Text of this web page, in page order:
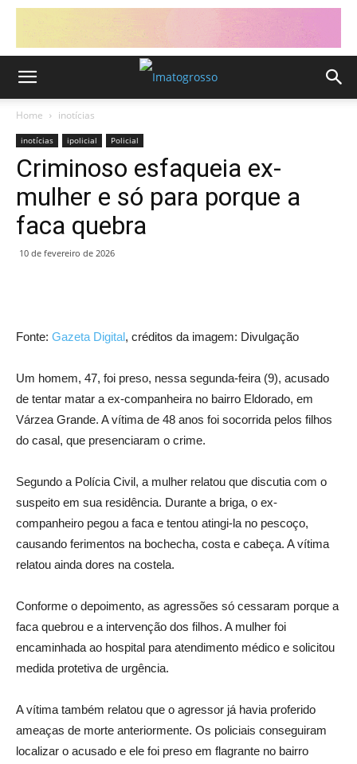
Home inotícias
inotícias ipolicial Policial
Criminoso esfaqueia ex-
mulher e só para porque a
faca quebra
10 de fevereiro de 2026
Fonte: Gazeta Digital, créditos da imagem: Divulgação
Um homem, 47, foi preso, nessa segunda-feira (9), acusado
de tentar matar a ex-companheira no bairro Eldorado, em
Várzea Grande. A vítima de 48 anos foi socorrida pelos filhos
do casal, que presenciaram o crime.
Segundo a Polícia Civil, a mulher relatou que discutia com o
suspeito em sua residência. Durante a briga, o ex-
companheiro pegou a faca e tentou atingi-la no pescoço,
causando ferimentos na bochecha, costa e cabeça. A vítima
relatou ainda dores na costela.
Conforme o depoimento, as agressões só cessaram porque a
faca quebrou e a intervenção dos filhos. A mulher foi
encaminhada ao hospital para atendimento médico e solicitou
medida protetiva de urgência.
A vítima também relatou que o agressor já havia proferido
ameaças de morte anteriormente. Os policiais conseguiram
localizar o acusado e ele foi preso em flagrante no bairro